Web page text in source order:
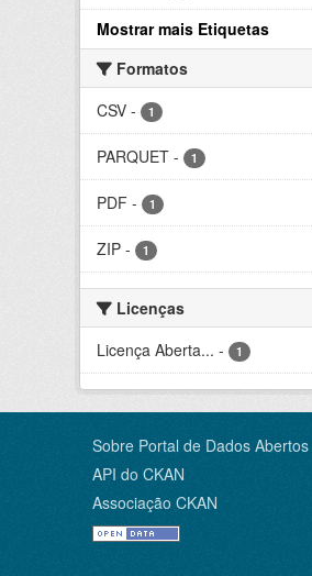
Mostrar mais Etiquetas
Formatos
CSV - 1
PARQUET - 1
PDF - 1
ZIP - 1
Licenças
Licença Aberta... - 1
Sobre Portal de Dados
API do CKAN
Associação CKAN